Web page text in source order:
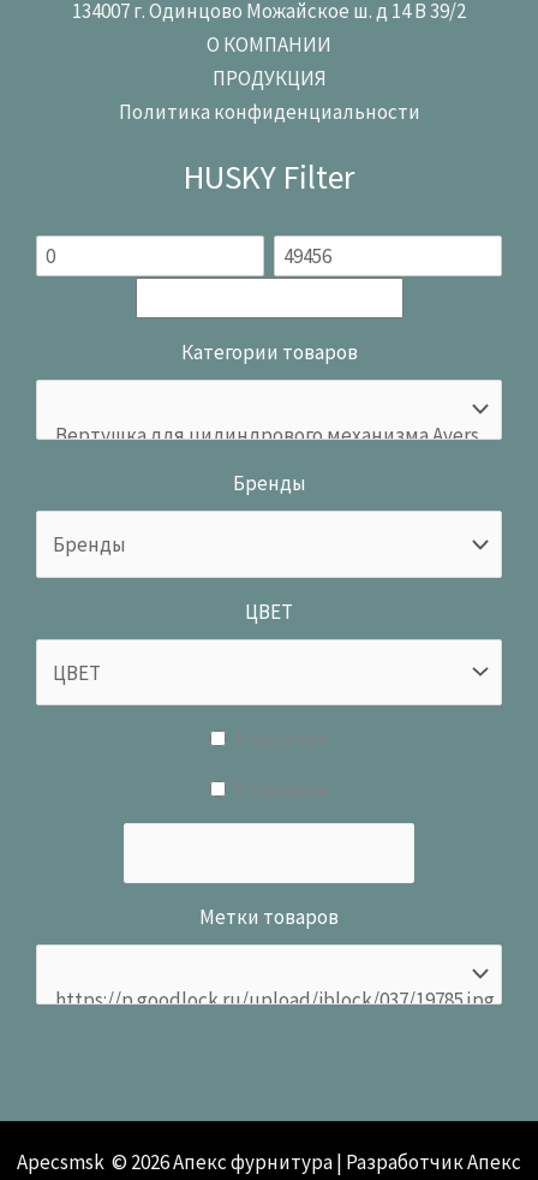
134007 г. Одинцово Можайское ш. д 14 В 39/2
О КОМПАНИИ
ПРОДУКЦИЯ
Политика конфиденциальности
HUSKY Filter
Категории товаров
Бренды
ЦВЕТ
Метки товаров
Apecsmsk © 2026 Апекс фурнитура | Разработчик Апекс